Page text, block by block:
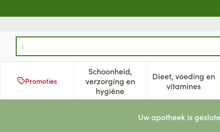
Product, merk, categorie...
Promoties
Schoonheid,
verzorging en
hygiëne
Toon submenu voor
Dieet, voeding en
vitamines
Toon
Uw apotheek is